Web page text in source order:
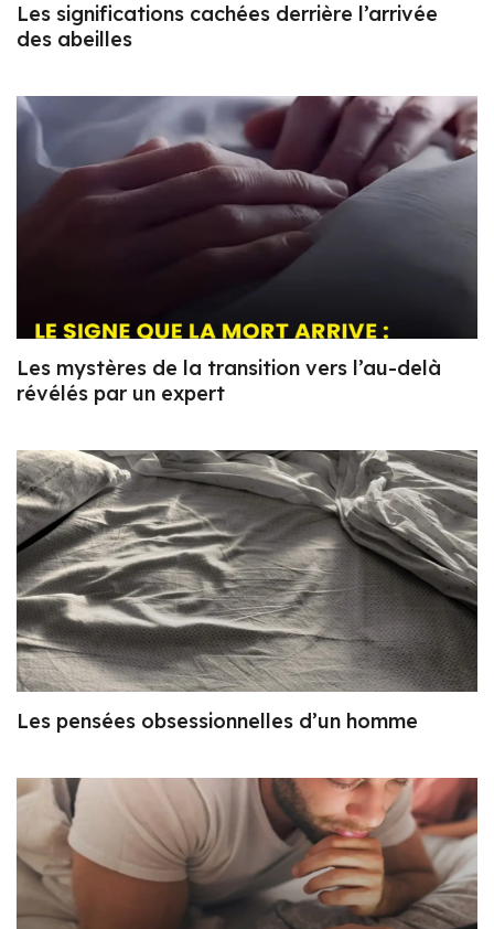
Les significations cachées derrière l’arrivée
des abeilles
Les mystères de la transition vers l’au-delà
révélés par un expert
Les pensées obsessionnelles d’un homme